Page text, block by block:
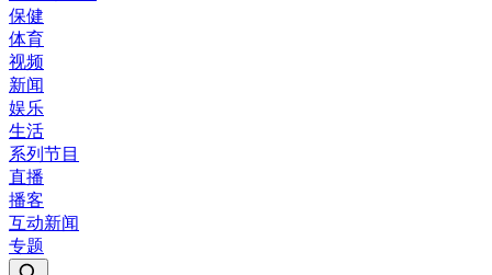
保健
体育
视频
新闻
娱乐
生活
系列节目
直播
播客
互动新闻
专题